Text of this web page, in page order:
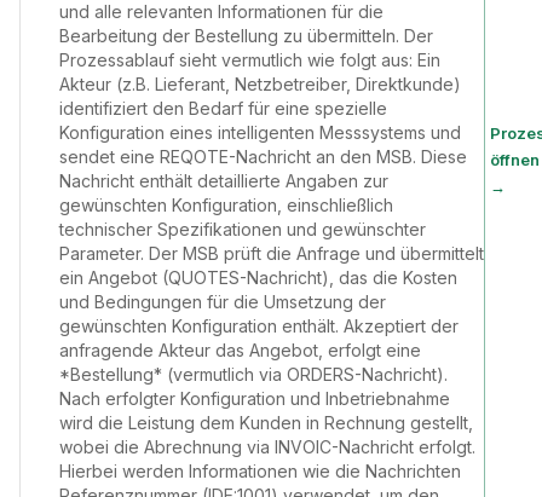
und alle relevanten Informationen für die
Bearbeitung der Bestellung zu übermitteln. Der
Prozessablauf sieht vermutlich wie folgt aus: Ein
Akteur (z.B. Lieferant, Netzbetreiber, Direktkunde)
identifiziert den Bedarf für eine spezielle
Konfiguration eines intelligenten Messsystems und
sendet eine REQOTE-Nachricht an den MSB. Diese
Nachricht enthält detaillierte Angaben zur
gewünschten Konfiguration, einschließlich
technischer Spezifikationen und gewünschter
Parameter. Der MSB prüft die Anfrage und übermittelt
ein Angebot (QUOTES-Nachricht), das die Kosten
und Bedingungen für die Umsetzung der
gewünschten Konfiguration enthält. Akzeptiert der
anfragende Akteur das Angebot, erfolgt eine
*Bestellung* (vermutlich via ORDERS-Nachricht).
Nach erfolgter Konfiguration und Inbetriebnahme
wird die Leistung dem Kunden in Rechnung gestellt,
wobei die Abrechnung via INVOIC-Nachricht erfolgt.
Hierbei werden Informationen wie die Nachrichten
öffnen
→